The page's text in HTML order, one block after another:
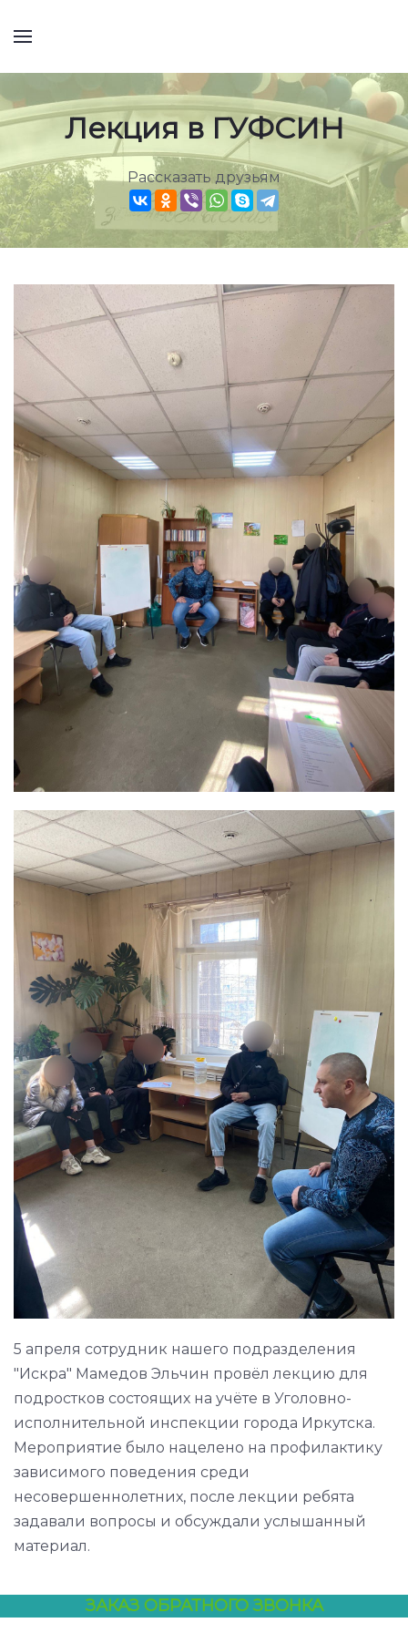
Лекция в ГУФСИН
Рассказать друзьям
5 апреля сотрудник нашего подразделения
"Искра" Мамедов Эльчин провёл лекцию для
подростков состоящих на учёте в Уголовно-
исполнительной инспекции города Иркутска.
Мероприятие было нацелено на профилактику
зависимого поведения среди
несовершеннолетних, после лекции ребята
задавали вопросы и обсуждали услышанный
материал.
ЗАКАЗ ОБРАТНОГО ЗВОНКА